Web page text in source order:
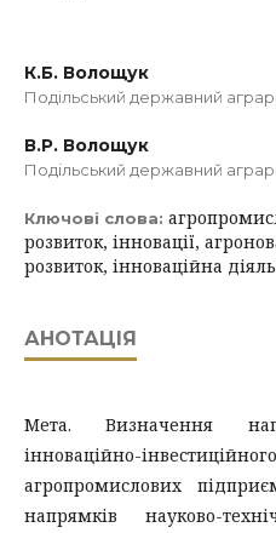
К.Б. Волощук
Подільський державний
В.Р. Волощук
Подільський державний
Ключові слова:
розвиток, інновації,
розвиток, інноваційна
АНОТАЦІЯ
Мета. Визначення
інноваційно-
агропромислових
напрямків науково-